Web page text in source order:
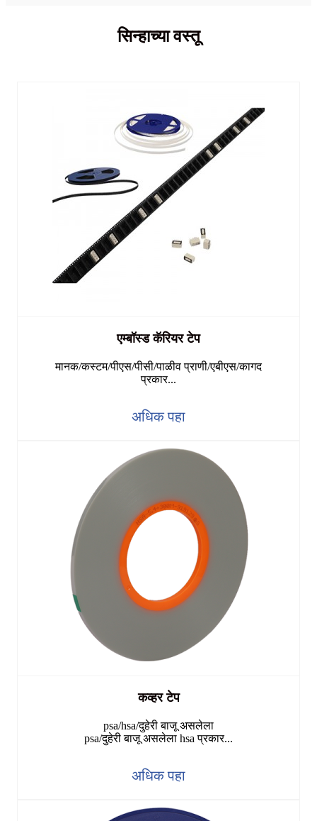
सिन्हाच्या वस्तू
एम्बॉस्ड कॅरियर टेप
मानक/कस्टम/पीएस/पीसी/पाळीव प्राणी/एबीएस/कागद
प्रकार...
अधिक पहा
कव्हर टेप
psa/hsa/दुहेरी बाजू असलेला
psa/दुहेरी बाजू असलेला hsa प्रकार...
अधिक पहा